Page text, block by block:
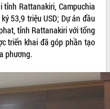
tỉnh Rattanakiri, Campuchia
53,9 triệu USD; Dự án đầu
tỉnh Rattanakiri với tổng
triển khai đã góp phần tạo
phương.